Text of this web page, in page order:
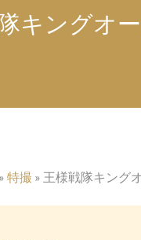
キングオ
» 特撮 » 王様戦隊キング